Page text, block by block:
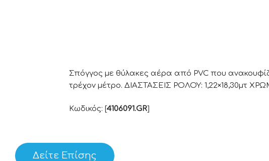
Σπόγγος με θύλακες αέρα από PVC που
τρέχον μέτρο. ΔΙΑΣΤΑΣΕΙΣ ΡΟΛΟΥ: 1,22×18,30μτ
Κωδικός: [4106091.GR]
Δείτε Επίσης